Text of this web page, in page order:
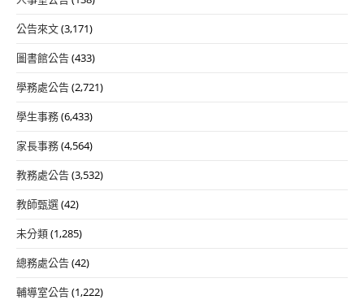
公告來文(3,171)
圖書館公告(433)
學務處公告(2,721)
學生事務(6,433)
家長事務(4,564)
教務處公告(3,532)
教師甄選(42)
未分類(1,285)
總務處公告(42)
輔導室公告(1,222)